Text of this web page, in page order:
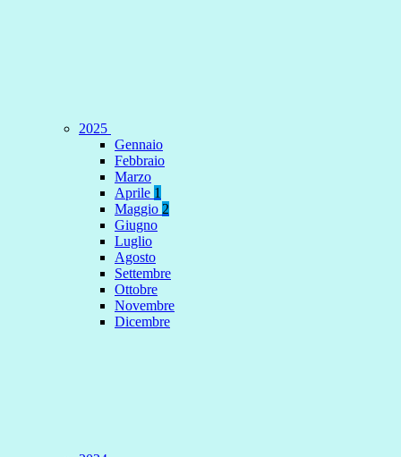
2025
Gennaio
Febbraio
Marzo
Aprile 1
Maggio 2
Giugno
Luglio
Agosto
Settembre
Ottobre
Novembre
Dicembre